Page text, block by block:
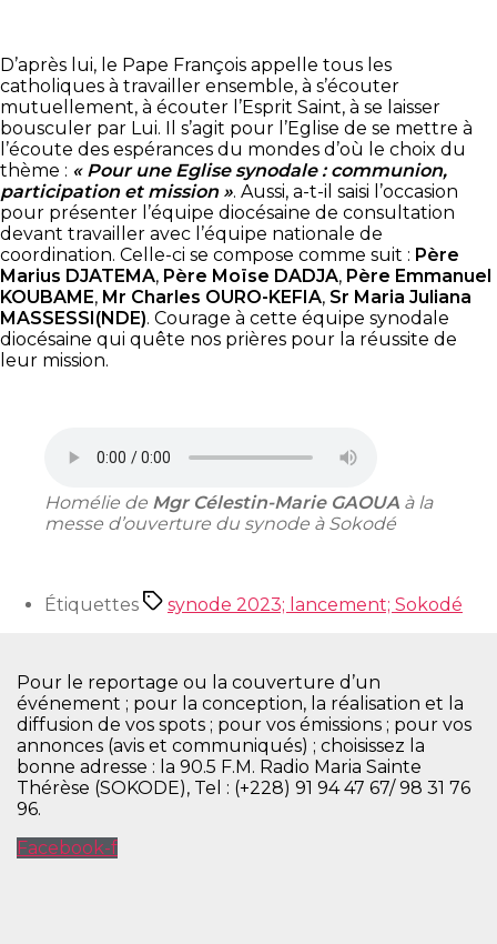
D’après lui, le Pape François appelle tous les
catholiques à travailler ensemble, à s’écouter
mutuellement, à écouter l’Esprit Saint, à se laisser
bousculer par Lui. Il s’agit pour l’Eglise de se mettre à
l’écoute des espérances du mondes d’où le choix du
thème : « Pour une Eglise synodale : communion,
participation et mission ». Aussi, a-t-il saisi l’occasion
pour présenter l’équipe diocésaine de consultation
devant travailler avec l’équipe nationale de
coordination. Celle-ci se compose comme suit : Père
Marius DJATEMA, Père Moïse DADJA, Père Emmanuel
KOUBAME, Mr Charles OURO-KEFIA, Sr Maria Juliana
MASSESSI(NDE). Courage à cette équipe synodale
diocésaine qui quête nos prières pour la réussite de
leur mission.
Homélie de Mgr Célestin-Marie GAOUA à la
messe d’ouverture du synode à Sokodé
Étiquettes synode 2023; lancement; Sokodé
Pour le reportage ou la couverture d’un
événement ; pour la conception, la réalisation et la
diffusion de vos spots ; pour vos émissions ; pour vos
annonces (avis et communiqués) ; choisissez la
bonne adresse : la 90.5 F.M. Radio Maria Sainte
Thérèse (SOKODE), Tel : (+228) 91 94 47 67/ 98 31 76
96.
Facebook-f